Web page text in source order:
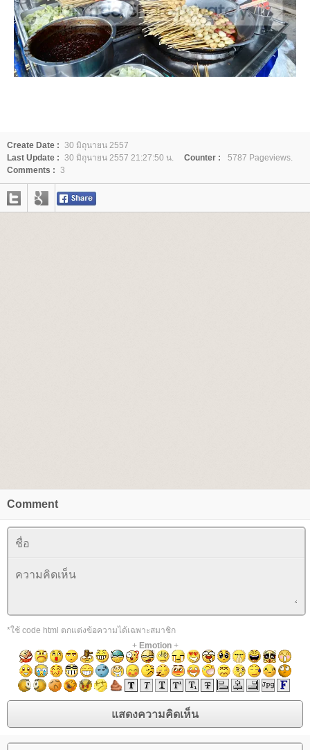
Create Date : 30 มิถุนายน 2557
Last Update : 30 มิถุนายน 2557 21:27:50 น. Counter :
5787 Pageviews.
Comments : 3
Comment
*ใช้ code html ตกแต่งข้อความได้เฉพาะสมาชิก
+ Emotion+